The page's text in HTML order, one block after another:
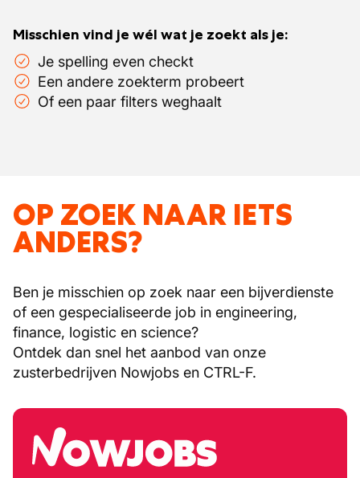
Misschien vind je wél wat je zoekt als je:
Je spelling even checkt
Een andere zoekterm probeert
Of een paar filters weghaalt
OP ZOEK NAAR IETS
ANDERS?
Ben je misschien op zoek naar een bijverdienste
of een gespecialiseerde job in engineering,
finance, logistic en science?
Ontdek dan snel het aanbod van onze
zusterbedrijven Nowjobs en CTRL-F.